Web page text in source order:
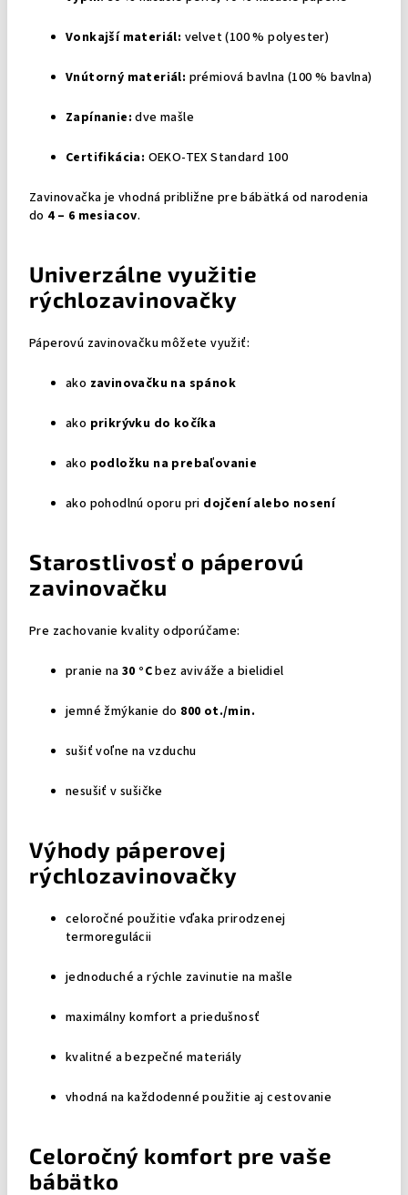
Vonkajší materiál: velvet (100 % polyester)
Vnútorný materiál: prémiová bavlna (100 % bavlna)
Zapínanie: dve mašle
Certifikácia: OEKO-TEX Standard 100
Zavinovačka je vhodná približne pre bábätká od narodenia
do 4 – 6 mesiacov.
Univerzálne využitie
rýchlozavinovačky
Páperovú zavinovačku môžete využiť:
ako zavinovačku na spánok
ako prikrývku do kočíka
ako podložku na prebaľovanie
ako pohodlnú oporu pri dojčení alebo nosení
Starostlivosť o páperovú
zavinovačku
Pre zachovanie kvality odporúčame:
pranie na 30 °Cbez aviváže a bielidiel
jemné žmýkanie do 800 ot./min.
sušiť voľne na vzduchu
nesušiť v sušičke
Výhody páperovej
rýchlozavinovačky
celoročné použitie vďaka prirodzenej
termoregulácii
jednoduché a rýchle zavinutie na mašle
maximálny komfort a priedušnosť
kvalitné a bezpečné materiály
vhodná na každodenné použitie aj cestovanie
Celoročný komfort pre vaše
bábätko